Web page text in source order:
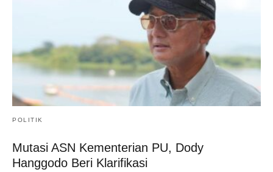
POLITIK
Mutasi ASN Kementerian PU, Dody
Hanggodo Beri Klarifikasi